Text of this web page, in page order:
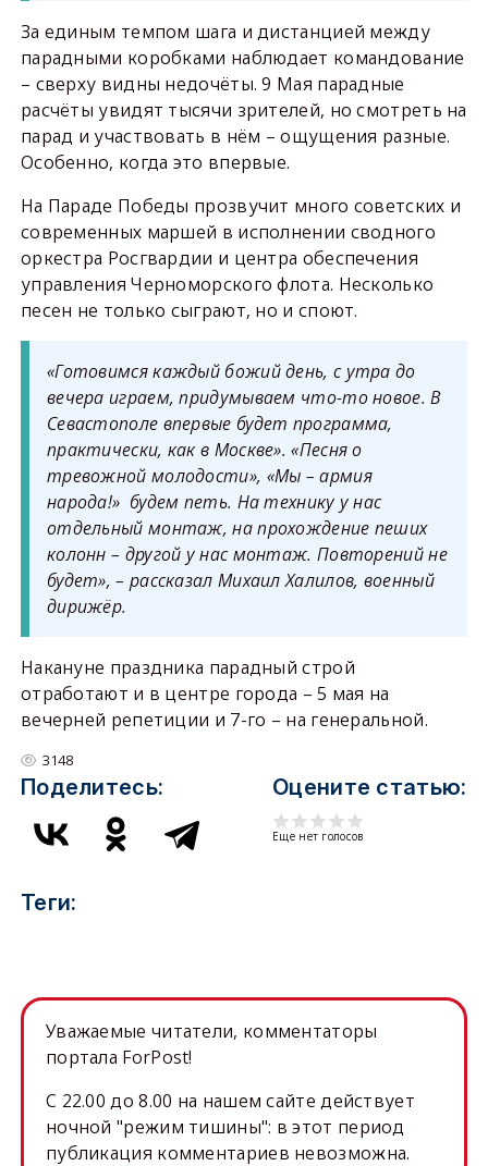
За единым темпом шага и дистанцией между
парадными коробками наблюдает командование
– сверху видны недочёты. 9 Мая парадные
расчёты увидят тысячи зрителей, но смотреть на
парад и участвовать в нём – ощущения разные.
Особенно, когда это впервые.
На Параде Победы прозвучит много советских и
современных маршей в исполнении сводного
оркестра Росгвардии и центра обеспечения
управления Черноморского флота. Несколько
песен не только сыграют, но и споют.
«Готовимся каждый божий день, с утра до
вечера играем, придумываем что-то новое. В
Севастополе впервые будет программа,
практически, как в Москве». «Песня о
тревожной молодости», «Мы – армия
народа!» будем петь. На технику у нас
отдельный монтаж, на прохождение пеших
колонн – другой у нас монтаж. Повторений не
будет», – рассказал Михаил Халилов, военный
дирижёр.
Накануне праздника парадный строй
отработают и в центре города – 5 мая на
вечерней репетиции и 7-го – на генеральной.
3148
Поделитесь: Оцените статью:
Еще нет голосов
Теги:
Уважаемые читатели, комментаторы
портала ForPost!
C 22.00 до 8.00 на нашем сайте действует
ночной "режим тишины": в этот период
публикация комментариев невозможна.